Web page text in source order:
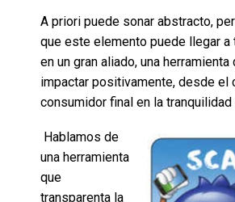
A priori puede sonar abstracto,
que este elemento puede llegar
en un gran aliado, una herramienta
impactar positivamente, desde el
consumidor final en la tranquilidad
Hablamos de
una herramienta
que
transparenta la